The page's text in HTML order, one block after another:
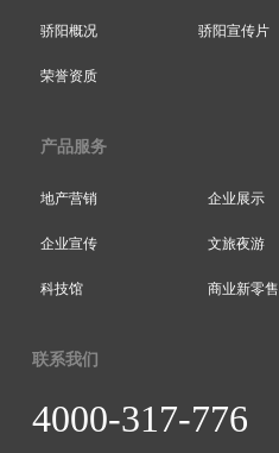
骄阳概况 骄阳宣传片
荣誉资质
产品服务
地产营销 企业展示
企业宣传 文旅夜游
科技馆 商业新零售
联系我们
4000-317-776